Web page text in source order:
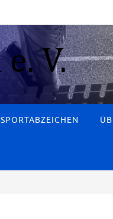
SPORTABZEICHEN